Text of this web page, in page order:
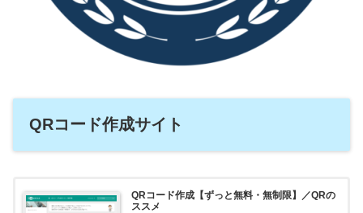
QRコード作成サイト
QRコード作成【ずっと無料・無制限】／QRの
ススメ